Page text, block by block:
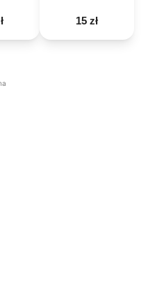
15 zł